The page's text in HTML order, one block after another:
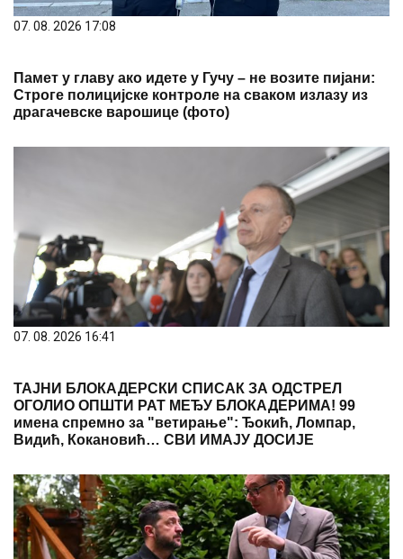
07. 08. 2026 17:08
Памет у главу ако идете у Гучу – не возите пијани:
Строге полицијске контроле на сваком излазу из
драгачевске варошице (фото)
07. 08. 2026 16:41
ТАЈНИ БЛОКАДЕРСКИ СПИСАК ЗА ОДСТРЕЛ
ОГОЛИО ОПШТИ РАТ МЕЂУ БЛОКАДЕРИМА! 99
имена спремно за "ветирање": Ђокић, Ломпар,
Видић, Кокановић… СВИ ИМАЈУ ДОСИЈЕ